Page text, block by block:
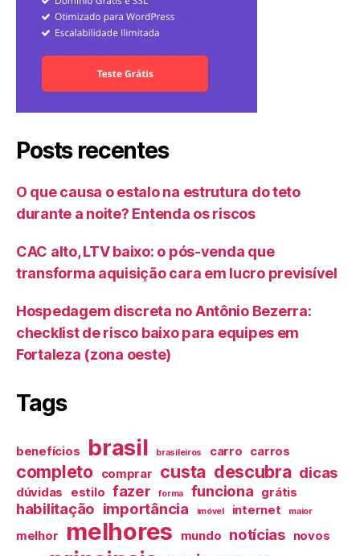
Posts recentes
O que causa o estalo na estrutura do teto
durante a noite? Entenda os riscos
CAC alto, LTV baixo: o pós-venda que
transforma aquisição cara em lucro previsível
Hospedagem discreta no Antônio Bezerra:
checklist de risco baixo para equipes em
Fortaleza (zona oeste)
Tags
benefícios brasil brasileiros carro carros
completo comprar custa descubra dicas
dúvidas estilo fazer forma funciona grátis
habilitação importância imóvel internet maior
melhor melhores mundo notícias novos